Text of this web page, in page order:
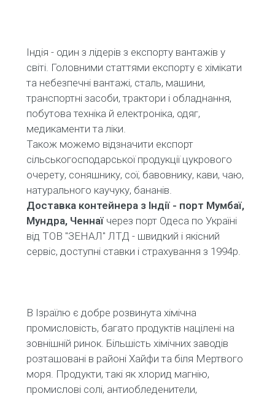
Індія - один з лідерів з експорту вантажів у
світі. Головними статтями експорту є хімікати
та небезпечні вантажі, сталь, машини,
транспортні засоби, трактори і обладнання,
побутова техніка й електроніка, одяг,
медикаменти та ліки.
Також можемо відзначити експорт
сільськогосподарської продукції цукрового
очерету, соняшнику, сої, бавовнику, кави, чаю,
натурального каучуку, бананів.
Доставка контейнера з Індії - порт Мумбаї,
Мундра, Ченнаїчерез порт Одеса по Україні
від ТОВ "ЗЕНАЛ" ЛТД - швидкий і якісний
сервіс, доступні ставки і страхування з 1994р.
В Ізраїлю є добре розвинута хімічна
промисловість, багато продуктів націлені на
зовнішній ринок. Більшість хімічних заводів
розташовані в районі Хайфи та біля Мертвого
моря. Продукти, такі як хлорид магнію,
промислові солі, антиобледенители,